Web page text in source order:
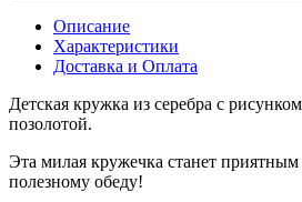
Описание
Характеристики
Доставка и Оплата
Детская кружка из серебра с
позолотой.
Эта милая кружечка станет
полезному обеду!